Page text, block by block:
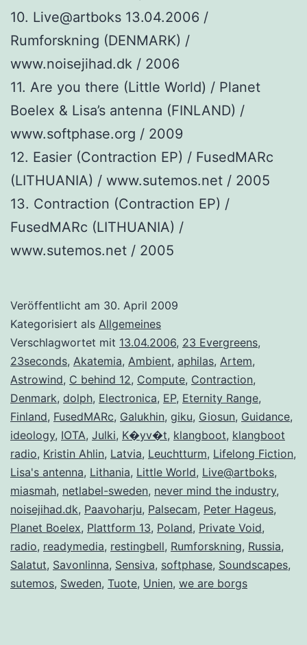
10. Live@artboks 13.04.2006 /
Rumforskning (DENMARK) /
www.noisejihad.dk / 2006
11. Are you there (Little World) / Planet
Boelex & Lisa’s antenna (FINLAND) /
www.softphase.org / 2009
12. Easier (Contraction EP) / FusedMARc
(LITHUANIA) / www.sutemos.net / 2005
13. Contraction (Contraction EP) /
FusedMARc (LITHUANIA) /
www.sutemos.net / 2005
Veröffentlicht am 30. April 2009
Kategorisiert als Allgemeines
Verschlagwortet mit 13.04.2006, 23 Evergreens,
23seconds, Akatemia, Ambient, aphilas, Artem,
Astrowind, C behind 12, Compute, Contraction,
Denmark, dolph, Electronica, EP, Eternity Range,
Finland, FusedMARc, Galukhin, giku, Giosun, Guidance,
ideology, IOTA, Julki, K�yv�t, klangboot, klangboot
radio, Kristin Ahlin, Latvia, Leuchtturm, Lifelong Fiction,
Lisa's antenna, Lithania, Little World, Live@artboks,
miasmah, netlabel-sweden, never mind the industry,
noisejihad.dk, Paavoharju, Palsecam, Peter Hageus,
Planet Boelex, Plattform 13, Poland, Private Void,
radio, readymedia, restingbell, Rumforskning, Russia,
Salatut, Savonlinna, Sensiva, softphase, Soundscapes,
sutemos, Sweden, Tuote, Unien, we are borgs